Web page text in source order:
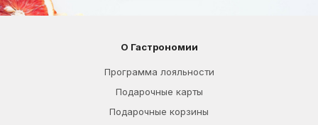
О Гастрономии
Программа лояльности
Подарочные карты
Подарочные корзины